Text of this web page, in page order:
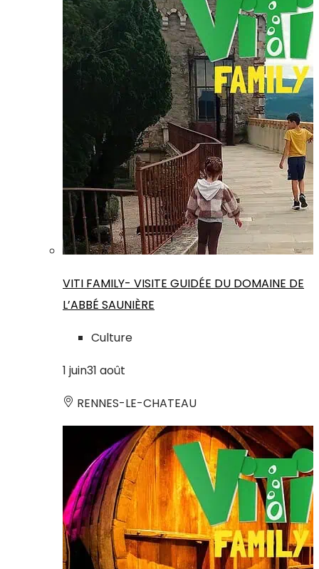
VITI FAMILY- VISITE GUIDÉE DU DOMAINE DE
L’ABBÉ SAUNIÈRE
Culture
1 juin31 août
RENNES-LE-CHATEAU